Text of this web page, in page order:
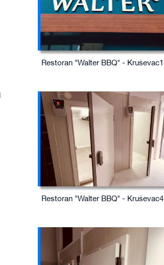
Restoran "Walter BBQ" - Kruševac1
Restoran "Walter BBQ" - Kruševac4